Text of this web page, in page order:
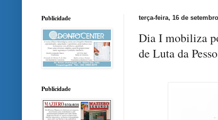
terça-feira, 16 de
Dia I mobiliza
de Luta da
Publicidade
Publicidade